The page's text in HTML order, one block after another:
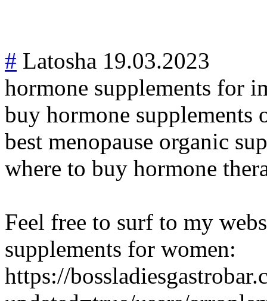
# Latosha 19.03.2023
hormone supplements for
buy hormone supplements
best menopause organic
where to buy hormone
Feel free to surf to my
supplements for women:
https://